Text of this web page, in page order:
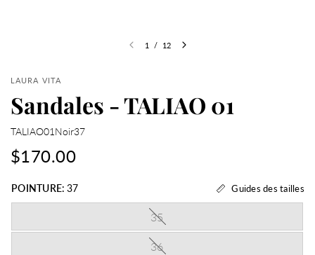
1 / 12
LAURA VITA
Sandales - TALIAO 01
TALIAO01Noir37
$170.00
POINTURE: 37 Guides des tailles
35
36